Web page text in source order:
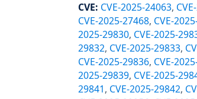
CVE: CVE-2025-24063,
CVE-2025-27468, CVE-
2025-29830, CVE-2025-
29832, CVE-2025-29833,
CVE-2025-29836, CVE-
2025-29839, CVE-2025-
29841, CVE-2025-29842,